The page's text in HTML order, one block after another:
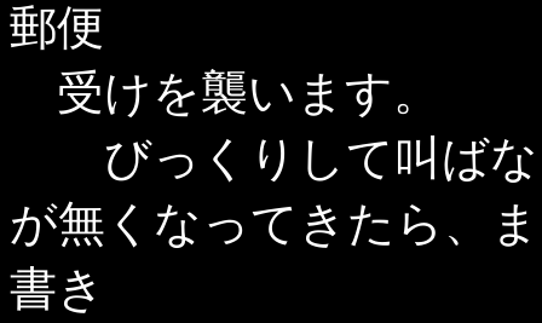
郵便
受けを襲います。
びっくりして叫ばな
が無くなってきたら、
書き